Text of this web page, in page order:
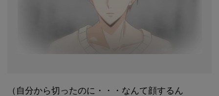
（自分から切ったのに・・・なんて顔するん